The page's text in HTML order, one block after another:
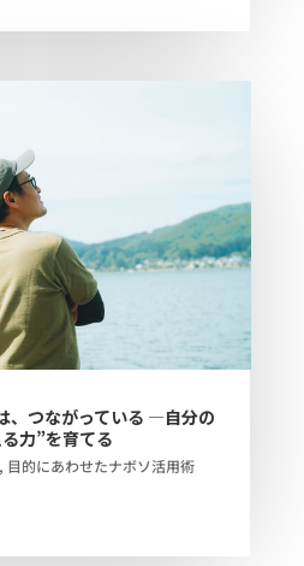
、つながっている ―自分の
力”を育てる
目的にあわせたナボソ活用術